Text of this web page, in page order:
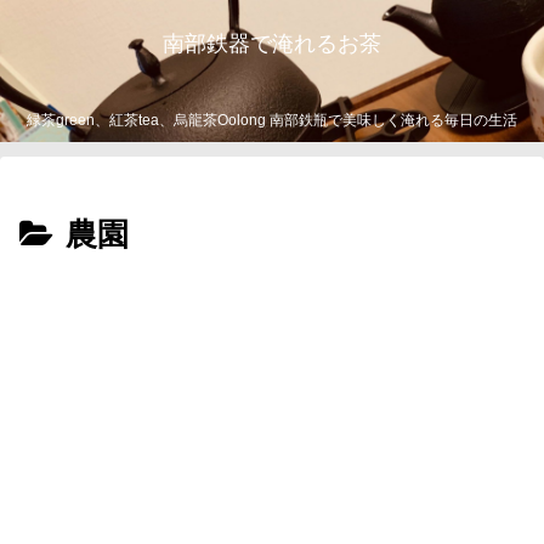
南部鉄器で淹れるお茶
緑茶green、紅茶tea、烏龍茶Oolong 南部鉄瓶で美味しく淹れる毎日の生活
農園